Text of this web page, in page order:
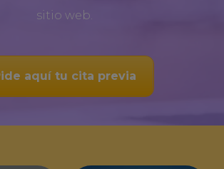
sitio web.
aquí tu cita previa